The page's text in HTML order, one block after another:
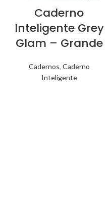
Caderno
Inteligente Grey
Glam – Grande
Cadernos, Caderno
Inteligente